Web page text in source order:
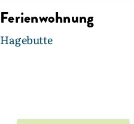
Ferienwohnung
Hagebutte